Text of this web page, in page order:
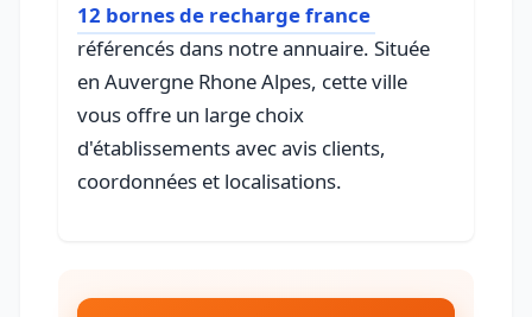
12 bornes de recharge france
référencés dans notre annuaire. Située
en Auvergne Rhone Alpes, cette ville
vous offre un large choix
d'établissements avec avis clients,
coordonnées et localisations.